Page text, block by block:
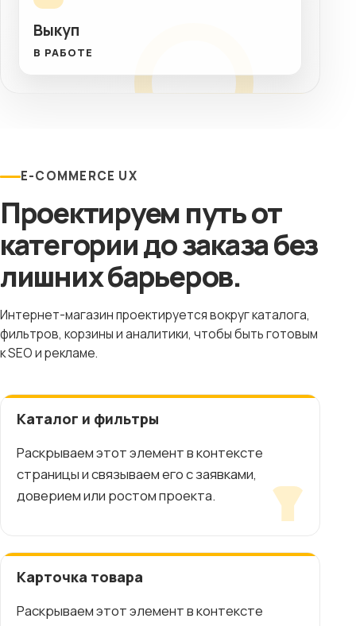
Выкуп
В РАБОТЕ
E-COMMERCE UX
Проектируем путь от
категории до заказа без
лишних барьеров.
Интернет-магазин проектируется вокруг каталога,
фильтров, корзины и аналитики, чтобы быть готовым
к SEO и рекламе.
Каталог и фильтры
Раскрываем этот элемент в контексте
страницы и связываем его с заявками,
доверием или ростом проекта.
Карточка товара
Раскрываем этот элемент в контексте